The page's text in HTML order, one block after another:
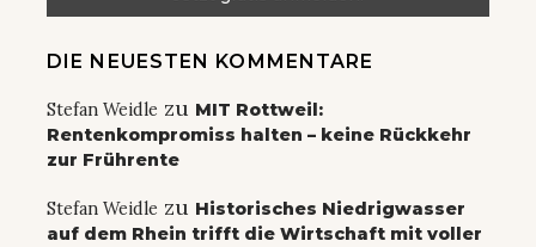
DIE NEUESTEN KOMMENTARE
Stefan Weidle zu MIT Rottweil:
Rentenkompromiss halten – keine Rückkehr
zur Frührente
Stefan Weidle zu Historisches Niedrigwasser
auf dem Rhein trifft die Wirtschaft mit voller